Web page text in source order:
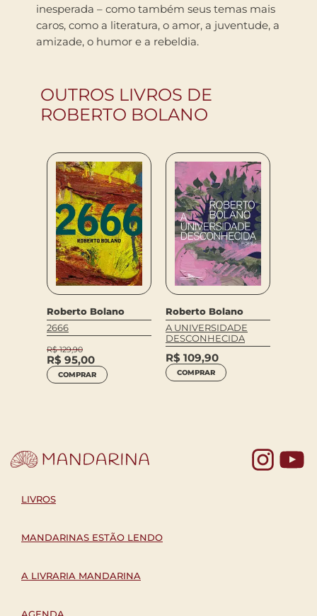
inesperada – como também seus temas mais
caros, como a literatura, o amor, a juventude, a
amizade, o humor e a rebeldia.
OUTROS LIVROS DE
ROBERTO BOLANO
Roberto Bolano
2666
R$129,90
R$ 95,00
COMPRAR
Roberto Bolano
A UNIVERSIDADE
DESCONHECIDA
R$ 109,90
COMPRAR
LIVROS
MANDARINAS ESTÃO LENDO
A LIVRARIA MANDARINA
AGENDA